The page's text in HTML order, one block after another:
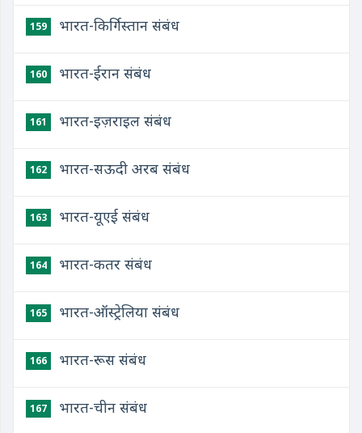
159 भारत-किर्गिस्तान संबंध
160 भारत-ईरान संबंध
161 भारत-इज़राइल संबंध
162 भारत-सऊदी अरब संबंध
163 भारत-यूएई संबंध
164 भारत-कतर संबंध
165 भारत-ऑस्ट्रेलिया संबंध
166 भारत-रूस संबंध
167 भारत-चीन संबंध